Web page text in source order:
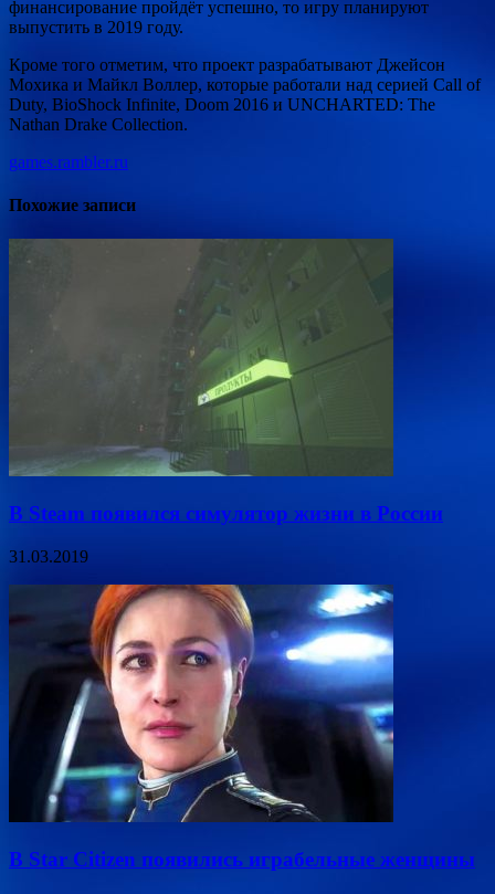
финансирование пройдёт успешно, то игру планируют
выпустить в 2019 году.
Кроме того отметим, что проект разрабатывают Джeйcон
Мoхика и Мaйкл Boллep, которые работали над серией Call of
Duty, BioShock Infinite, Doom 2016 и UNCHARTED: The
Nathan Drake Collection.
games.rambler.ru
Похожие записи
В Steam появился симулятор жизни в России
31.03.2019
В Star Citizen появились играбельные женщины